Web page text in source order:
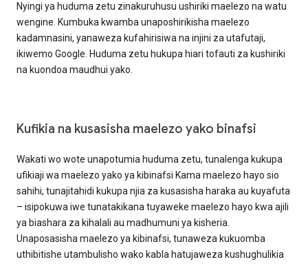
Nyingi ya huduma zetu zinakuruhusu ushiriki maelezo na watu
wengine. Kumbuka kwamba unaposhirikisha maelezo
kadamnasini, yanaweza kufahirisiwa na injini za utafutaji,
ikiwemo Google. Huduma zetu hukupa hiari tofauti za kushiriki
na kuondoa maudhui yako.
Kufikia na kusasisha maelezo yako binafsi
Wakati wo wote unapotumia huduma zetu, tunalenga kukupa
ufikiaji wa maelezo yako ya kibinafsi Kama maelezo hayo sio
sahihi, tunajitahidi kukupa njia za kusasisha haraka au kuyafuta
– isipokuwa iwe tunatakikana tuyaweke maelezo hayo kwa ajili
ya biashara za kihalali au madhumuni ya kisheria.
Unaposasisha maelezo ya kibinafsi, tunaweza kukuomba
uthibitishe utambulisho wako kabla hatujaweza kushughulikia